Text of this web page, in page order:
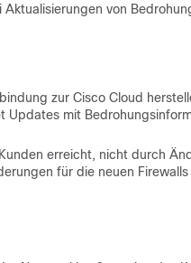
von
zur Cisco Cloud
Updates mit
erreicht, nicht durch
für die neuen